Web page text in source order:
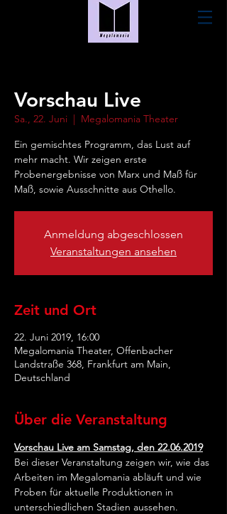
Vorschau Live
Sa., 22. Juni
  |
Megalomania Theater
Ein gemischtes Programm, das Lust auf
mehr macht. Wir zeigen erste
Probenergebnisse von Marx und Maß für
Maß, sowie Ausschnitte aus Othello.
Anmeldung abgeschlossen
Veranstaltungen ansehen
Zeit und Ort
22. Juni 2019, 16:00
Megalomania Theater, Offenbacher
Landstraße 368, Frankfurt am Main,
Deutschland
Über die Veranstaltung
Vorschau Live am Samstag, den 22.06.2019
Bei dieser Veranstaltung zeigen wir, wie das
Arbeiten im Megalomania abläuft und wie
Proben für aktuelle Produktionen in
unterschiedlichen Stadien aussehen.